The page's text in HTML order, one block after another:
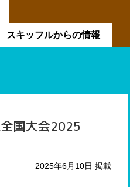
スキッフルからの情報
国大会2025
2025年6月10日 掲載